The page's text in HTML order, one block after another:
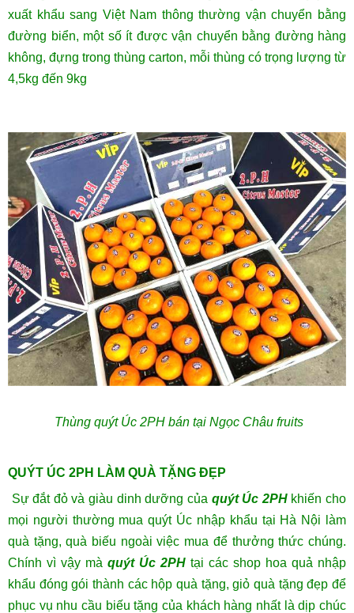
xuất khẩu sang Việt Nam thông thường vận chuyển bằng
đường biển, một số ít được vận chuyển bằng đường hàng
không, đựng trong thùng carton, mỗi thùng có trọng lượng từ
4,5kg đến 9kg
Thùng quýt Úc 2PH bán tại Ngọc Châu fruits
QUÝT ÚC 2PH LÀM QUÀ TẶNG ĐẸP
Sự đắt đỏ và giàu dinh dưỡng của quýt Úc 2PH khiến cho
mọi người thường muaquýt Úc nhập khẩu tại Hà Nội làm
quà tặng, quà biếu ngoài việc mua để thưởng thức chúng.
Chính vì vậy mà quýt Úc 2PH tại các shop hoa quả nhập
khẩu đóng gói thành các hộp quà tặng, giỏ quà tặng đẹp để
phục vụ nhu cầu biếu tặng của khách hàng nhất là dịp chúc